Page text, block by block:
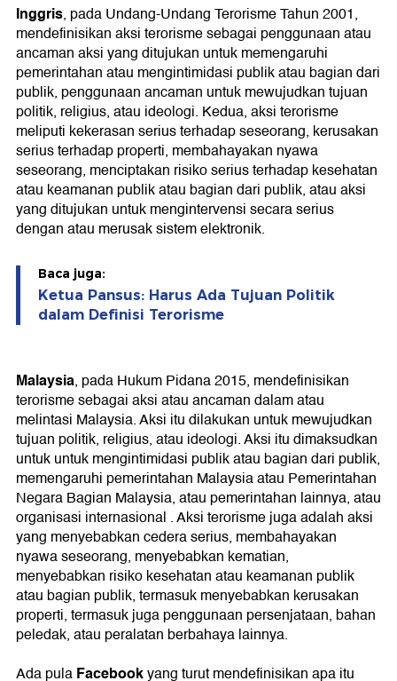
Inggris, pada Undang-Undang Terorisme Tahun 2001,
mendefinisikan aksi terorisme sebagai penggunaan atau
ancaman aksi yang ditujukan untuk memengaruhi
pemerintahan atau mengintimidasi publik atau bagian dari
publik, penggunaan ancaman untuk mewujudkan tujuan
politik, religius, atau ideologi. Kedua, aksi terorisme
meliputi kekerasan serius terhadap seseorang, kerusakan
serius terhadap properti, membahayakan nyawa
seseorang, menciptakan risiko serius terhadap kesehatan
atau keamanan publik atau bagian dari publik, atau aksi
yang ditujukan untuk mengintervensi secara serius
dengan atau merusak sistem elektronik.
Baca juga:
Ketua Pansus: Harus Ada Tujuan Politik
dalam Definisi Terorisme
Malaysia, pada Hukum Pidana 2015, mendefinisikan
terorisme sebagai aksi atau ancaman dalam atau
melintasi Malaysia. Aksi itu dilakukan untuk mewujudkan
tujuan politik, religius, atau ideologi. Aksi itu dimaksudkan
untuk untuk mengintimidasi publik atau bagian dari publik,
memengaruhi pemerintahan Malaysia atau Pemerintahan
Negara Bagian Malaysia, atau pemerintahan lainnya, atau
organisasi internasional . Aksi terorisme juga adalah aksi
yang menyebabkan cedera serius, membahayakan
nyawa seseorang, menyebabkan kematian,
menyebabkan risiko kesehatan atau keamanan publik
atau bagian publik, termasuk menyebabkan kerusakan
properti, termasuk juga penggunaan persenjataan, bahan
peledak, atau peralatan berbahaya lainnya.
Ada pulaFacebookyang turut mendefinisikan apa itu